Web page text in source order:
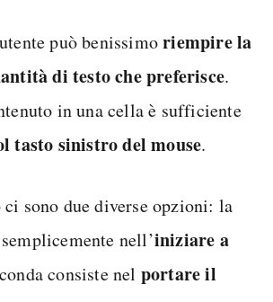
può benissimoriempire la
di testo che preferisce.
in una cella è sufficiente
tasto sinistro del mouse.
sono due diverse opzioni: la
nell’iniziare a
consiste nel portare il